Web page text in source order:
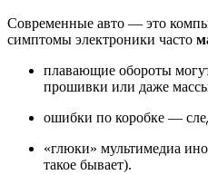
Современные авто — это
симптомы электроники часто
плавающие обороты
прошивки или даже
ошибки по коробке —
«глюки» мультимедиа
такое бывает).